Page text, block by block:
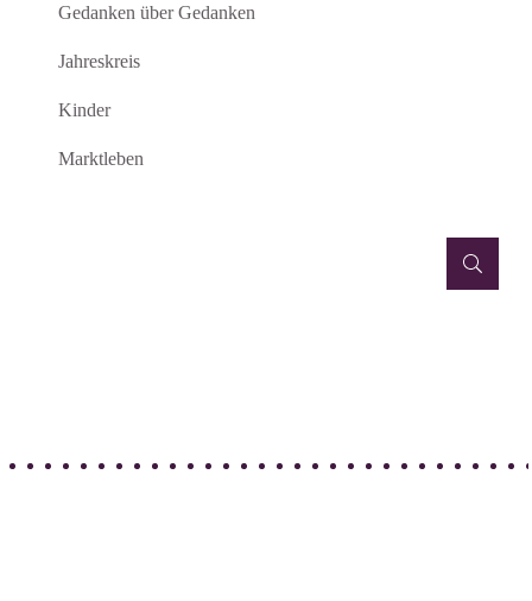
Gedanken über Gedanken
Jahreskreis
Kinder
Marktleben